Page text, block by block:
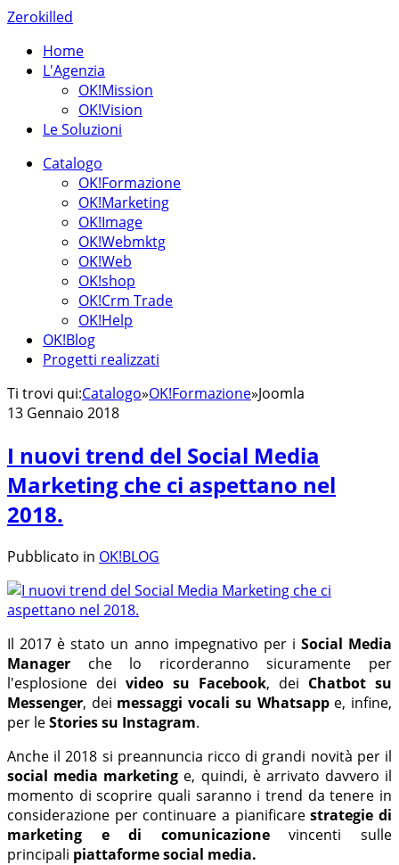
Zerokilled
Home
L'Agenzia
OK!Mission
OK!Vision
Le Soluzioni
Catalogo
OK!Formazione
OK!Marketing
OK!Image
OK!Webmktg
OK!Web
OK!shop
OK!Crm Trade
OK!Help
OK!Blog
Progetti realizzati
Ti trovi qui:Catalogo»OK!Formazione»Joomla
13 Gennaio 2018
I nuovi trend del Social Media
Marketing che ci aspettano nel
2018.
Pubblicato in OK!BLOG
Il 2017 è stato un anno impegnativo per i Social Media
Manager che lo ricorderanno sicuramente per
l'esplosione dei video su Facebook, dei Chatbot su
Messenger, dei messaggi vocali su Whatsappe, infine,
per leStories su Instagram.
Anche il 2018 si preannuncia ricco di grandi novità per il
social media marketing e, quindi, è arrivato davvero il
momento di scoprire quali saranno i trend da tenere in
considerazione per continuare a pianificarestrategie di
marketing e di comunicazionevincenti sulle
principali piattaforme social media.